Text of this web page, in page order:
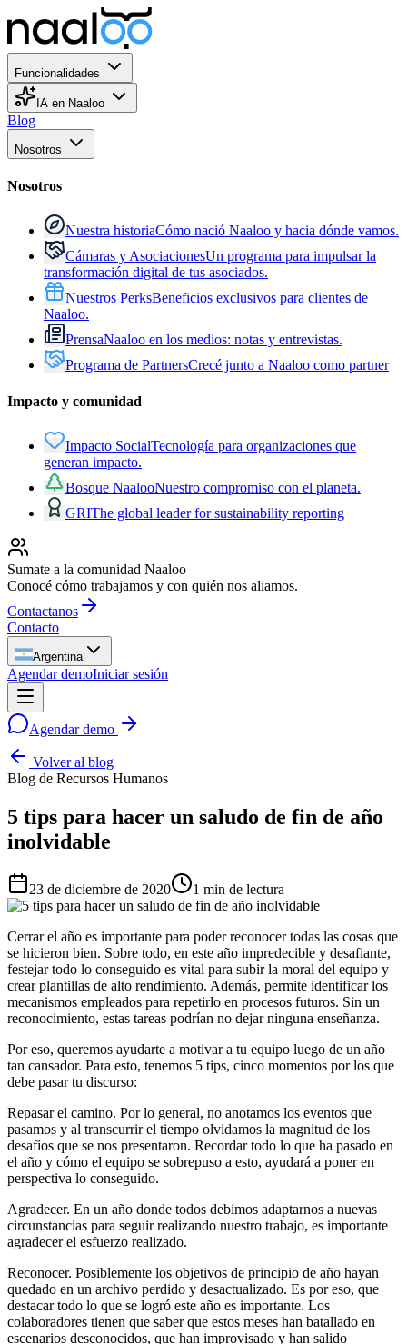
Funcionalidades
IA en Naaloo
Blog
Nosotros
Nosotros
Nuestra historiaCómo nació Naaloo y hacia dónde vamos.
Cámaras y AsociacionesUn programa para impulsar la
transformación digital de tus asociados.
Nuestros PerksBeneficios exclusivos para clientes de
Naaloo.
PrensaNaaloo en los medios: notas y entrevistas.
Programa de PartnersCrecé junto a Naaloo como partner
Impacto y comunidad
Impacto SocialTecnología para organizaciones que
generan impacto.
Bosque NaalooNuestro compromiso con el planeta.
GRIThe global leader for sustainability reporting
Sumate a la comunidad Naaloo
Conocé cómo trabajamos y con quién nos aliamos.
Contactanos
Contacto
Argentina
Agendar demoIniciar sesión
Agendar demo
Volver al blog
Blog de Recursos Humanos
5 tips para hacer un saludo de fin de año
inolvidable
23 de diciembre de 2020 1 min de lectura
Cerrar el año es importante para poder reconocer todas las cosas que
se hicieron bien. Sobre todo, en este año impredecible y desafiante,
festejar todo lo conseguido es vital para subir la moral del equipo y
crear plantillas de alto rendimiento. Además, permite identificar los
mecanismos empleados para repetirlo en procesos futuros. Sin un
reconocimiento, estas tareas podrían no dejar ninguna enseñanza.
Por eso, queremos ayudarte a motivar a tu equipo luego de un año
tan cansador. Para esto, tenemos 5 tips, cinco momentos por los que
debe pasar tu discurso:
Repasar el camino. Por lo general, no anotamos los eventos que
pasamos y al transcurrir el tiempo olvidamos la magnitud de los
desafíos que se nos presentaron. Recordar todo lo que ha pasado en
el año y cómo el equipo se sobrepuso a esto, ayudará a poner en
perspectiva lo conseguido.
Agradecer. En un año donde todos debimos adaptarnos a nuevas
circunstancias para seguir realizando nuestro trabajo, es importante
agradecer el esfuerzo realizado.
Reconocer. Posiblemente los objetivos de principio de año hayan
quedado en un archivo perdido y desactualizado. Es por eso, que
destacar todo lo que se logró este año es importante. Los
colaboradores tienen que saber que estos meses han batallado en
escenarios desconocidos, que han improvisado y han salido